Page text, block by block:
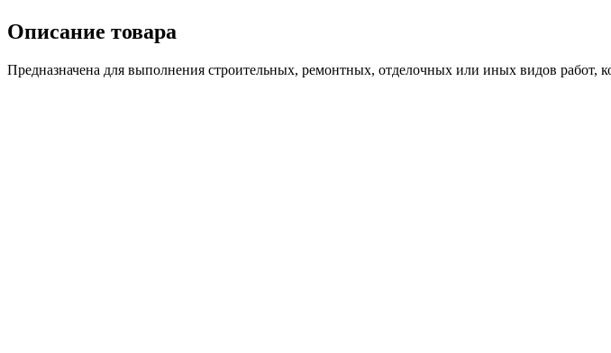
Описание товара
Предназначена для выполнения строительных, ремонтных, отделочных или иных видов работ,